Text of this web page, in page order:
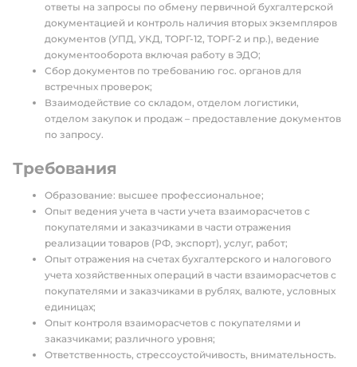
ответы на запросы по обмену первичной бухгалтерской
документацией и контроль наличия вторых экземпляров
документов (УПД, УКД, ТОРГ-12, ТОРГ-2 и пр.), ведение
документооборота включая работу в ЭДО;
Сбор документов по требованию гос. органов для
встречных проверок;
Взаимодействие со складом, отделом логистики,
отделом закупок и продаж – предоставление документов
по запросу.
Требования
Образование: высшее профессиональное;
Опыт ведения учета в части учета взаиморасчетов с
покупателями и заказчиками в части отражения
реализации товаров (РФ, экспорт), услуг, работ;
Опыт отражения на счетах бухгалтерского и налогового
учета хозяйственных операций в части взаиморасчетов с
покупателями и заказчиками в рублях, валюте, условных
единицах;
Опыт контроля взаиморасчетов с покупателями и
заказчиками; различного уровня;
Ответственность, стрессоустойчивость, внимательность.